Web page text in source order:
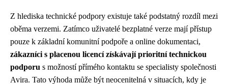
Z hlediska technické podpory existuje také podstatný rozdíl mezi
oběma verzemi. Zatímco uživatelé bezplatné verze mají přístup
pouze k základní komunitní podpoře a online dokumentaci,
zákazníci s placenou licencí získávají prioritní technickou
podporu s možností přímého kontaktu se specialisty společnosti
Avira. Tato výhoda může být neocenitelná v situacích, kdy je